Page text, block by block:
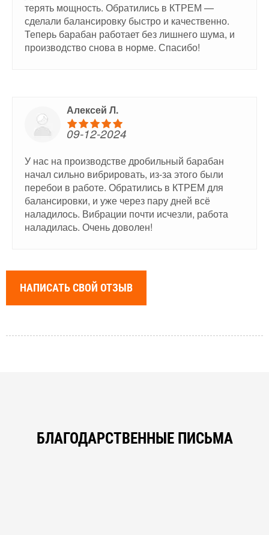
терять мощность. Обратились в КТРЕМ —
сделали балансировку быстро и качественно.
Теперь барабан работает без лишнего шума, и
производство снова в норме. Спасибо!
Алексей Л.
09-12-2024
У нас на производстве дробильный барабан
начал сильно вибрировать, из-за этого были
перебои в работе. Обратились в КТРЕМ для
балансировки, и уже через пару дней всё
наладилось. Вибрации почти исчезли, работа
наладилась. Очень доволен!
НАПИСАТЬ СВОЙ ОТЗЫВ
БЛАГОДАРСТВЕННЫЕ ПИСЬМА